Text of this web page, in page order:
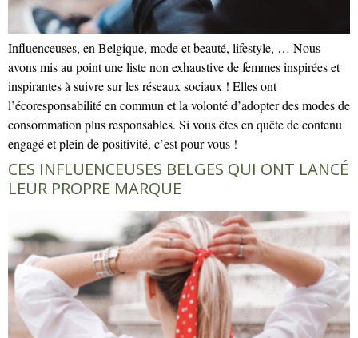
Influenceuses, en Belgique, mode et beauté, lifestyle, … Nous
avons mis au point une liste non exhaustive de femmes inspirées et
inspirantes à suivre sur les réseaux sociaux ! Elles ont
l’écoresponsabilité en commun et la volonté d’adopter des modes de
consommation plus responsables. Si vous êtes en quête de contenu
engagé et plein de positivité, c’est pour vous !
CES INFLUENCEUSES BELGES QUI ONT LANCÉ
LEUR PROPRE MARQUE